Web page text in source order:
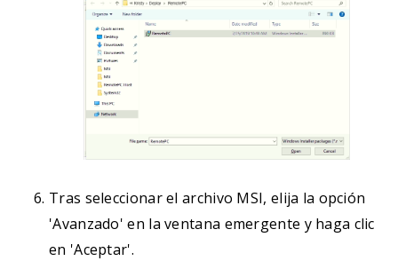
Tras seleccionar el archivo MSI, elija la opción
'Avanzado' en la ventana emergente y haga clic
en 'Aceptar'.